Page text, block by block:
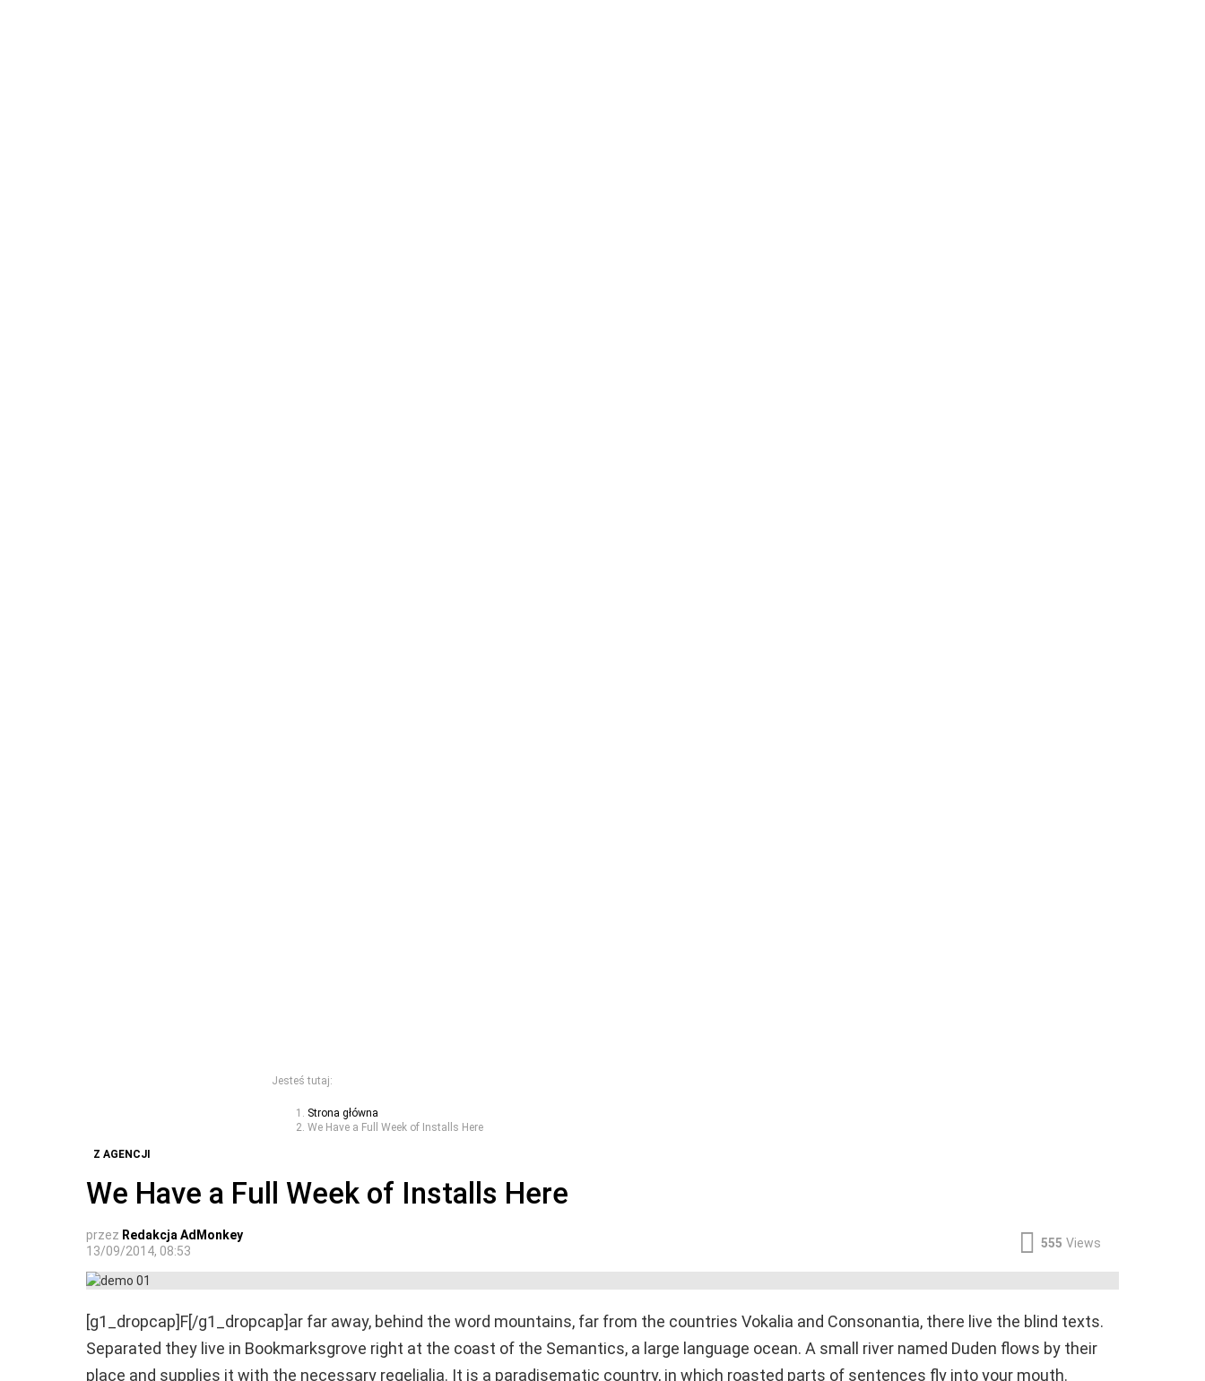
Jesteś tutaj:
Strona główna
We Have a Full Week of Installs Here
Z AGENCJI
We Have a Full Week of Installs Here
przez Redakcja AdMonkey
13/09/2014, 08:53
555 Views
[g1_dropcap]F[/g1_dropcap]ar far away, behind the word mountains, far from the countries Vokalia and Consonantia, there live the blind texts.
Separated they live in Bookmarksgrove right at the coast of the Semantics, a large language ocean. A small river named Duden flows by their
place and supplies it with the necessary regelialia. It is a paradisematic country, in which roasted parts of sentences fly into your mouth.